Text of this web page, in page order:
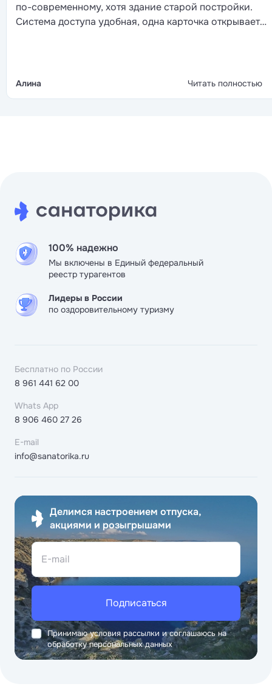
по-современному, хотя здание старой постройки.
Система доступа удобная, одна карточка открывает
стандартное, после осмотра врача назначают
Алина Читать полностью
100% надежно
Мы включены в Единый федеральный
реестр турагентов
Лидеры в России
по оздоровительному туризму
Бесплатно по России
8 961 441 62 00
Whats App
8 906 460 27 26
E-mail
info@sanatorika.ru
Делимся настроением отпуска,
акциями и розыгрышами
E-mail
Подписаться
Принимаю условия рассылки и соглашаюсь на
обработку персональных данных